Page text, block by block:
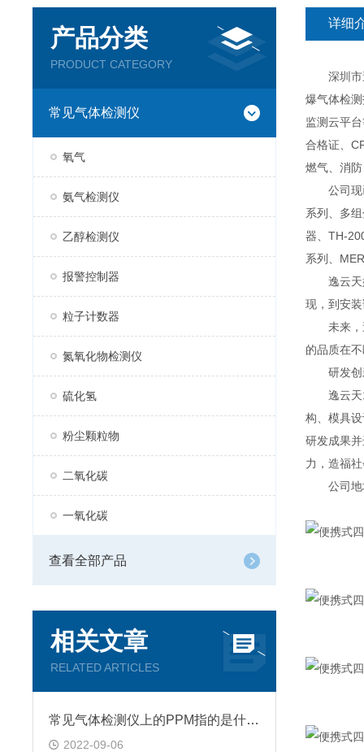
产品分类
PRODUCT CATEGORY
常见气体检测仪
氧气
氨气检测仪
乙醇检测仪
报警控制器
粒子计数器
氮氧化物检测仪
硫化氢
粉尘颗粒物
二氧化碳
一氧化碳
查看全部产品
相关文章
RELATED ARTICLES
常见气体检测仪上的PPM指的是什么?
2022-09-06
详细
深圳市逸
爆气体检
监测云平
合格证、
燃气、消
公司现已
系列、多
器、TH-
系列、
逸云天始
现，到安
未来，逸
的品质在
研发创
逸云天13
构、模具
研发成果
力，造福
公司地址